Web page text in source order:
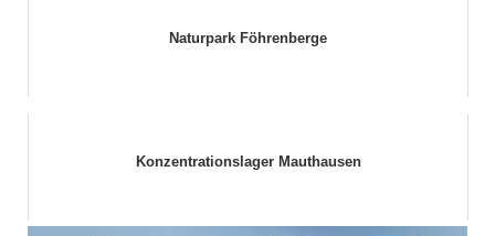
Naturpark Föhrenberge
Konzentrationslager Mauthausen